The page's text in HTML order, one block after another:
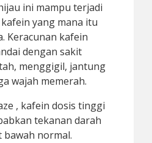
ini mampu terjadi
yang mana itu
Keracunan kafein
dengan sakit
menggigil, jantung
wajah memerah.
, kafein dosis tinggi
tekanan darah
normal.